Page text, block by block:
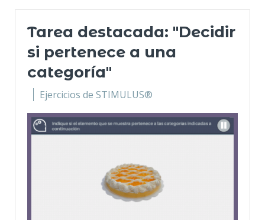
Tarea destacada: "Decidir
si pertenece a una
categoría"
Ejercicios de STIMULUS®